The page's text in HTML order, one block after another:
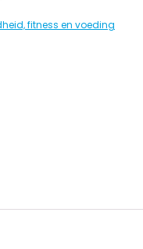
fitness en voeding